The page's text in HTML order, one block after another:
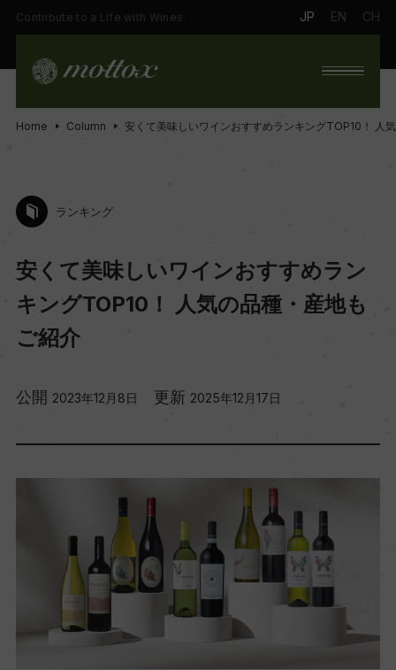
Contribute to a Life with Wines. JP EN CH
Home Column 安くて美味しいワインおすすめランキングTOP10！ 人
ランキング
安くて美味しいワインおすすめラン
キングTOP10！ 人気の品種・産地も
ご紹介
公開 2023年12月8日 更新 2025年12月17日